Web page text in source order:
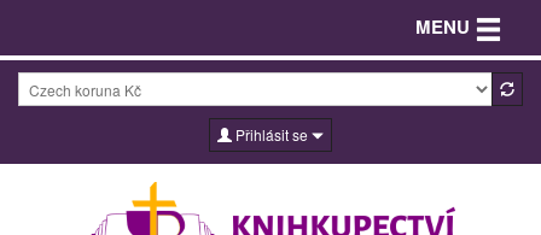
Přihlásit se
MENU Toggle